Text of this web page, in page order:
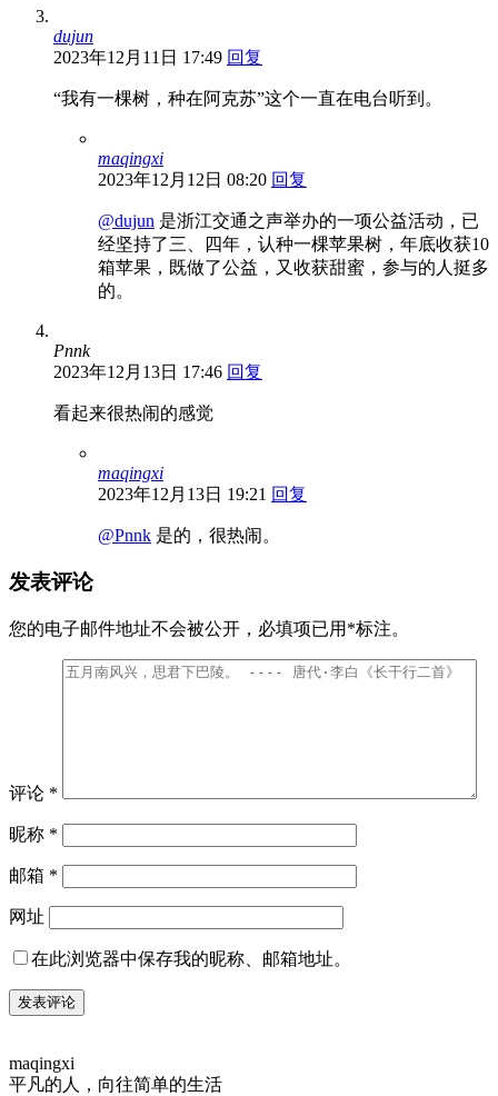
dujun
2023年12月11日 17:49 回复
“我有一棵树，种在阿克苏”这个一直在电台听到。
maqingxi
2023年12月12日 08:20 回复
@dujun 是浙江交通之声举办的一项公益活动，已
经坚持了三、四年，认种一棵苹果树，年底收获10
箱苹果，既做了公益，又收获甜蜜，参与的人挺多
的。
Pnnk
2023年12月13日 17:46 回复
看起来很热闹的感觉
maqingxi
2023年12月13日 19:21 回复
@Pnnk 是的，很热闹。
发表评论
您的电子邮件地址不会被公开， 必填项已用 *标注。
评论 *
昵称 *
邮箱 *
网址
在此浏览器中保存我的昵称、邮箱地址。
maqingxi
平凡的人，向往简单的生活